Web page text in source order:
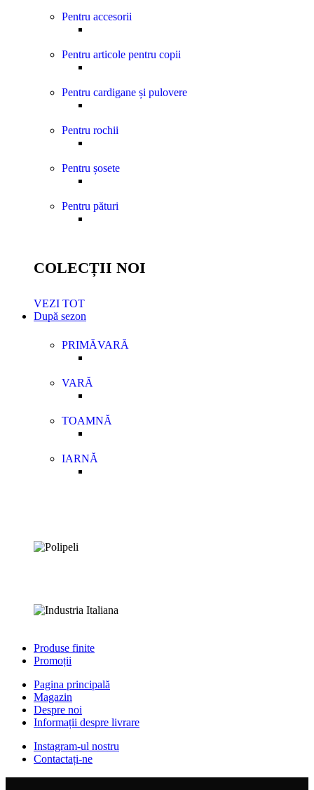
Pentru accesorii
Pentru articole pentru copii
Pentru cardigane și pulovere
Pentru rochii
Pentru șosete
Pentru pături
COLECȚII NOI
VEZI TOT
După sezon
PRIMĂVARĂ
VARĂ
TOAMNĂ
IARNĂ
Produse finite
Promoții
Pagina principală
Magazin
Despre noi
Informații despre livrare
Instagram-ul nostru
Contactați-ne